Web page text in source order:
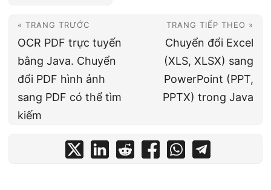
« TRANG TRƯỚC
OCR PDF trực tuyến
bằng Java. Chuyển
đổi PDF hình ảnh
sang PDF có thể tìm
kiếm
TRANG TIẾP THEO »
Chuyển đổi Excel
(XLS, XLSX) sang
PowerPoint (PPT,
PPTX) trong Java